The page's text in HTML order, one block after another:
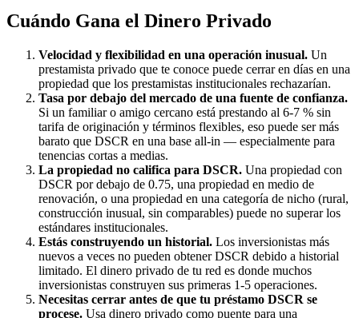
Cuándo Gana el Dinero Privado
Velocidad y flexibilidad en una operación inusual. Un
prestamista privado que te conoce puede cerrar en días en una
propiedad que los prestamistas institucionales rechazarían.
Tasa por debajo del mercado de una fuente de confianza.
Si un familiar o amigo cercano está prestando al 6-7 % sin
tarifa de originación y términos flexibles, eso puede ser más
barato que DSCR en una base all-in — especialmente para
tenencias cortas a medias.
La propiedad no califica para DSCR. Una propiedad con
DSCR por debajo de 0.75, una propiedad en medio de
renovación, o una propiedad en una categoría de nicho (rural,
construcción inusual, sin comparables) puede no superar los
estándares institucionales.
Estás construyendo un historial. Los inversionistas más
nuevos a veces no pueden obtener DSCR debido a historial
limitado. El dinero privado de tu red es donde muchos
inversionistas construyen sus primeras 1-5 operaciones.
Necesitas cerrar antes de que tu préstamo DSCR se
procese. Usa dinero privado como puente para una